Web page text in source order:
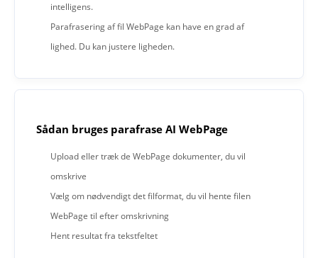
intelligens.
Parafrasering af fil WebPage kan have en grad af
lighed. Du kan justere ligheden.
Sådan bruges parafrase AI WebPage
Upload eller træk de WebPage dokumenter, du vil
omskrive
Vælg om nødvendigt det filformat, du vil hente filen
WebPage til efter omskrivning
Hent resultat fra tekstfeltet